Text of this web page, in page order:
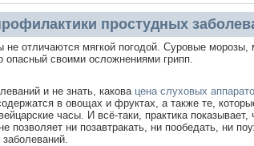
простудных
отличаются мягкой погодой. Суровые
своими осложнениями грипп.
и не знать, какова цена слуховых
в овощах и фруктах, а также те,
часы. И всё-таки, практика
позволяет ни позавтракать, ни пообедать, ни